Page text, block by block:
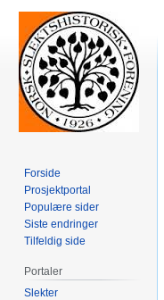
Forside
Prosjektportal
Populære sider
Siste endringer
Tilfeldig side
Portaler
Slekter